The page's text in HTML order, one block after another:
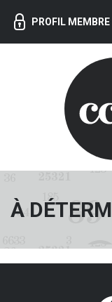
PROFIL MEMBRE
À